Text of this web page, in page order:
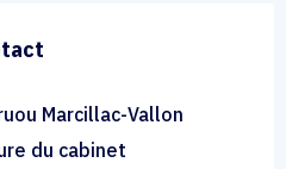
Marcillac-Vallon
du cabinet